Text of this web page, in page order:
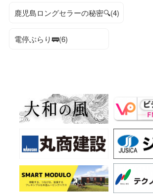
鹿児島ロングセラーの秘密🔍(4)
電停ぶらり🚃(6)